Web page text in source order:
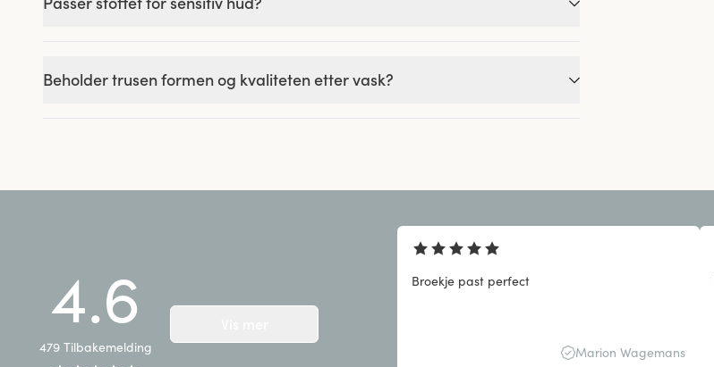
Beholder trusen formen og kvaliteten etter vask?
4.6
479 Tilbakemelding
Broekje past perfect
Marion Wagemans